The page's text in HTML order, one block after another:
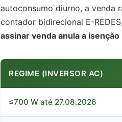
autoconsumo diurno, a venda
contador bidirecional E-
assinar venda anula a
REGIME (INVERSOR AC)
≤700 W até 27.08.2026